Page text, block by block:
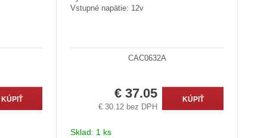
KÚPIŤ
Vstupné napätie: 12v
CAC0632A
€ 37.05
€ 30.12 bez DPH
KÚPIŤ
Sklad: 1 ks